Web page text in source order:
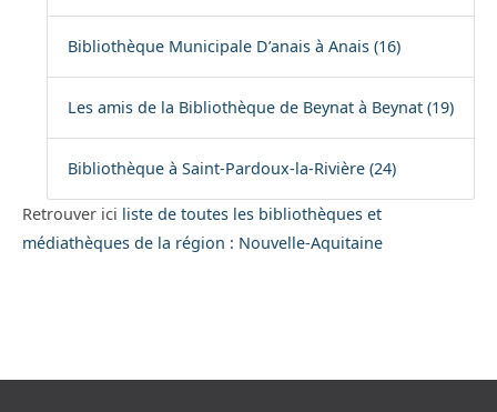
Bibliothèque Municipale D’anais à Anais (16)
Les amis de la Bibliothèque de Beynat à Beynat (19)
Bibliothèque à Saint-Pardoux-la-Rivière (24)
Retrouver ici liste de toutes les bibliothèques et
médiathèques de la région : Nouvelle-Aquitaine